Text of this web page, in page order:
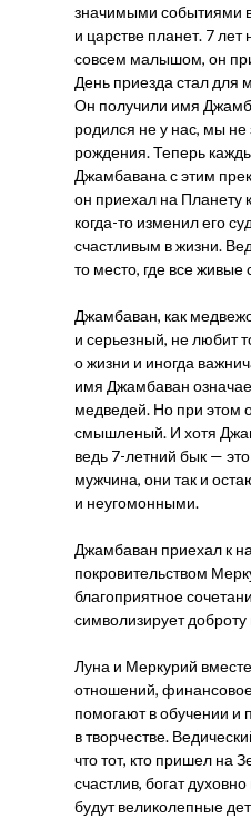
значимыми событиями
и царстве планет. 7 лет
совсем малышом, он
День приезда стал
Он получили имя
родился не у нас, мы не
рождения. Теперь
Джамбавана с этим
он приехал на Планету
когда-то изменил его
счастливым в жизни.
то место, где все живые
Джамбаван, как
и серьезный, не любит
о жизни и иногда
имя Джамбаван
медведей. Но при этом
смышленый. И хотя
ведь 7-летний бык —
мужчина, они так и
и неугомонными.
Джамбаван приехал к
покровительством
благоприятное
символизирует доброту
Луна и Меркурий
отношений,
помогают в обучении и
в творчестве.
что тот, кто пришел на
счастлив, богат
будут великолепные